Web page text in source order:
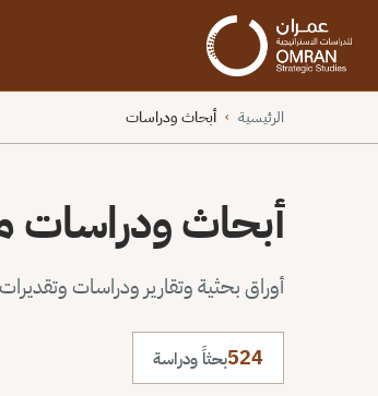
الرئيسية › أبحاث ودراسات
أبحاث ودراسات
أوراق بحثية وتقارير ودراسات
524بحثاً ودراسة